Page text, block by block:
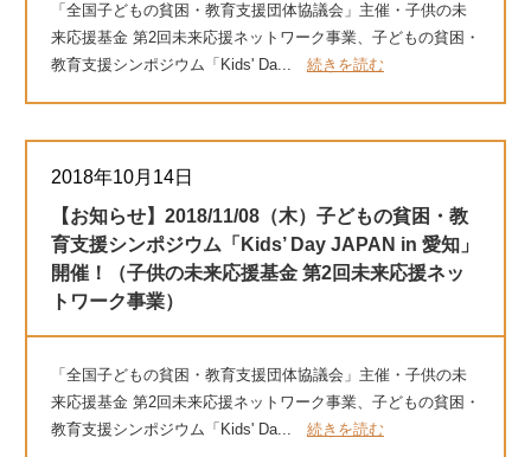
「全国子どもの貧困・教育支援団体協議会」主催・子供の未
来応援基金 第2回未来応援ネットワーク事業、子どもの貧困・
教育支援シンポジウム「Kids' Da... 続きを読む
2018年10月14日
【お知らせ】2018/11/08（木）子どもの貧困・教
育支援シンポジウム「Kids’ Day JAPAN in 愛知」
開催！（子供の未来応援基金 第2回未来応援ネッ
トワーク事業）
「全国子どもの貧困・教育支援団体協議会」主催・子供の未
来応援基金 第2回未来応援ネットワーク事業、子どもの貧困・
教育支援シンポジウム「Kids' Da... 続きを読む